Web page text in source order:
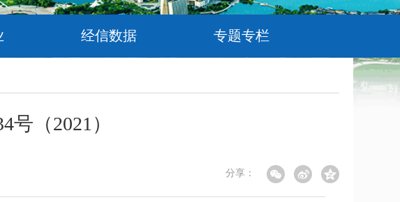
经信数据 专题专栏
（2021）
分享：